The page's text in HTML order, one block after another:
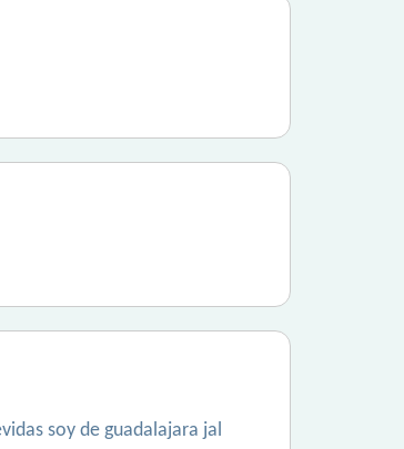
soy de guadalajara jal